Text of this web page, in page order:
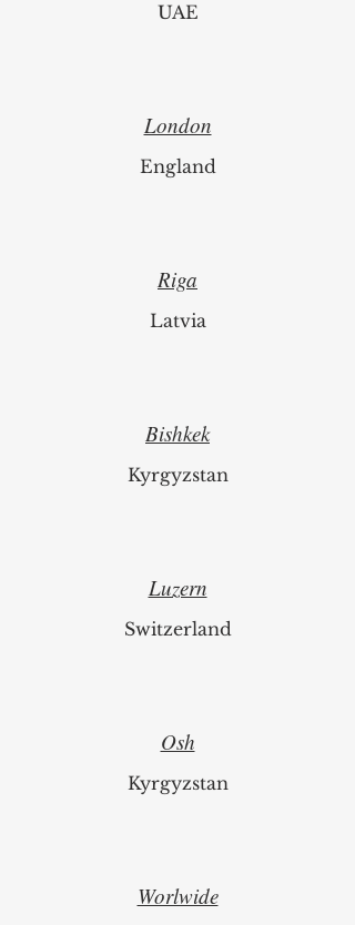
UAE
London
England
Riga
Latvia
Bishkek
Kyrgyzstan
Luzern
Switzerland
Osh
Kyrgyzstan
Worlwide